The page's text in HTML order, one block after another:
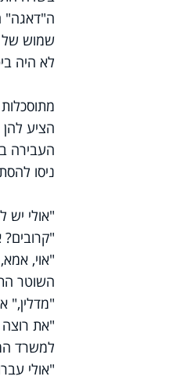
ה"דאגה"
שמוש של
לא היה
הציע
העבירה
ניסו
"אולי יש
"אוי,
השוטר
"מדלין,"
"את רוצה
למשרד
"אולי